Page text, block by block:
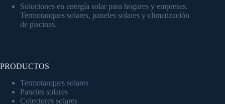
Soluciones en energía solar para hogares y empresas.
Termotanques solares, paneles solares y climatización
de piscinas.
PRODUCTOS
Termotanques solares
Paneles solares
Colectores solares